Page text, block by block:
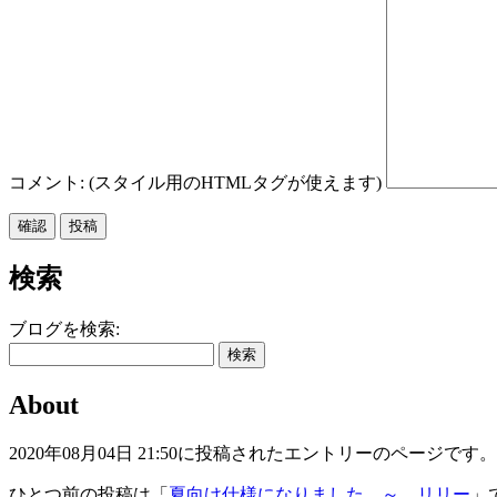
コメント: (スタイル用のHTMLタグが使えます)
検索
ブログを検索:
About
2020年08月04日 21:50に投稿されたエントリーのページです。